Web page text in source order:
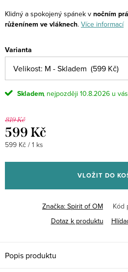
Klidný a spokojený spánek v nočním
růženínem ve vláknech. Více informací
Varianta
Skladem 10.8.2026
819 Kč
599 Kč
Měrná
599 Kč / 1 ks
VLOŽIT DO
Značka: Spirit of OM Kód
Dotaz k produktu
Popis produktu